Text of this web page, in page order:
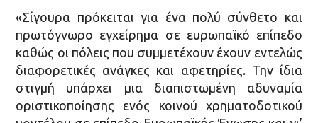
«Σίγουρα πρόκειται για ένα πολύ σύνθετο και
πρωτόγνωρο εγχείρημα σε ευρωπαϊκό επίπεδο
καθώς οι πόλεις που συμμετέχουν έχουν εντελώς
διαφορετικές ανάγκες και αφετηρίες. Την ίδια
στιγμή υπάρχει μια διαπιστωμένη αδυναμία
οριστικοποίησης ενός κοινού χρηματοδοτικού